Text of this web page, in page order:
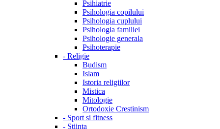
Psihiatrie
Psihologia copilului
Psihologia cuplului
Psihologia familiei
Psihologie generala
Psihoterapie
- Religie
Budism
Islam
Istoria religiilor
Mistica
Mitologie
Ortodoxie Crestinism
- Sport si fitness
- Stiinta